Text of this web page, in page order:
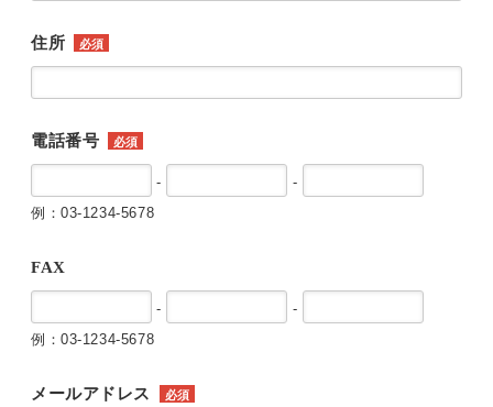
住所 必須
電話番号 必須
-
-
例：03-1234-5678
FAX
-
-
例：03-1234-5678
メールアドレス 必須